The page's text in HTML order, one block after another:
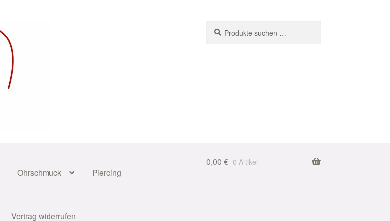
nach:
Ohrschmuck Piercing
Vertrag widerrufen
0,00 € 0 Artikel